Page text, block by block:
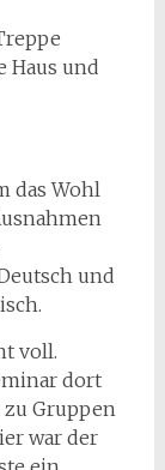
Haus und
das Wohl
und
voll.
dort
Gruppen
war der